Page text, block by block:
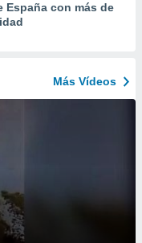
España con más de
Más Vídeos